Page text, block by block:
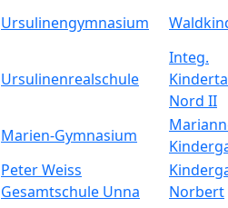
Ursulinengymnasium
Ursulinenrealschule
Integ.
Nord II
Marien-Gymnasium
Peter Weiss
Gesamtschule Unna
Norbert